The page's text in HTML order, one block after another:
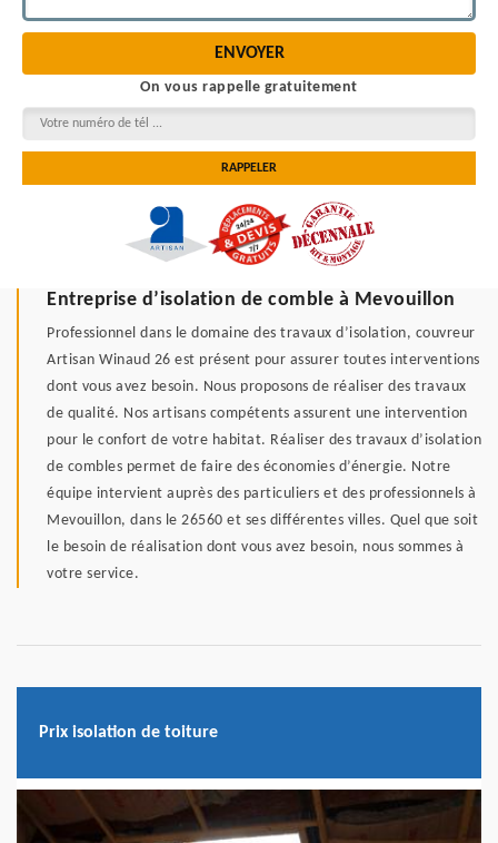
On vous rappelle gratuitement
Entreprise d’isolation de comble à Mevouillon
Professionnel dans le domaine des travaux d’isolation, couvreur
Artisan Winaud 26 est présent pour assurer toutes interventions
dont vous avez besoin. Nous proposons de réaliser des travaux
de qualité. Nos artisans compétents assurent une intervention
pour le confort de votre habitat. Réaliser des travaux d’isolation
de combles permet de faire des économies d’énergie. Notre
équipe intervient auprès des particuliers et des professionnels à
Mevouillon, dans le 26560 et ses différentes villes. Quel que soit
le besoin de réalisation dont vous avez besoin, nous sommes à
votre service.
Prix isolation de toiture